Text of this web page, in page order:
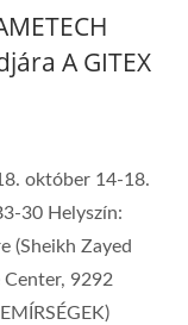
A GITEX
október 14-18.
30 Helyszín:
(Sheikh Zayed
Center, 9292